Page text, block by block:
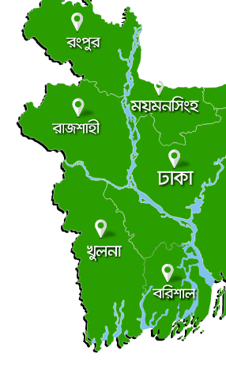
●লংমার্চ ও মহাসমাবেশের ঘোষণা জামায়াত
বৃহস্পতিবার ● ৬ আগস্ট ২০২৬
● ছাত্র রাজনীতি আধিপত্যের লড়াইয়ে
বৃহস্পতিবার ● ৬ আগস্ট ২০২৬
সচিবালয়মুখী মিছিল, জামায়াত জোট
বৃহস্পতিবার ● ৬ আগস্ট ২০২৬
লালমোহনে ফেয়ার ডায়াগনস্টিক
বৃহস্পতিবার ● ৬ আগস্ট ২০২৬